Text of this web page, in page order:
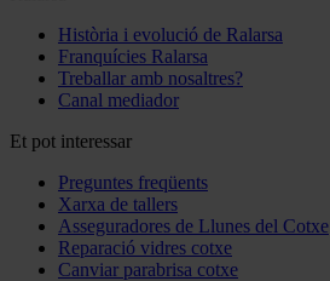
Història i evolució de Ralarsa
Franquícies Ralarsa
Treballar amb nosaltres?
Canal mediador
Et pot interessar
Preguntes freqüents
Xarxa de tallers
Asseguradores de Llunes del Cotxe
Reparació vidres cotxe
Canviar parabrisa cotxe